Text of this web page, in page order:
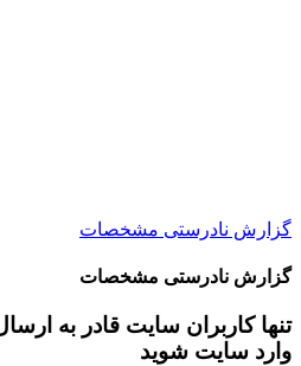
گزارش نادرستی مشخصات
گزارش نادرستی مشخصات
تنها کاربران سایت قادر به
وارد سایت شوید